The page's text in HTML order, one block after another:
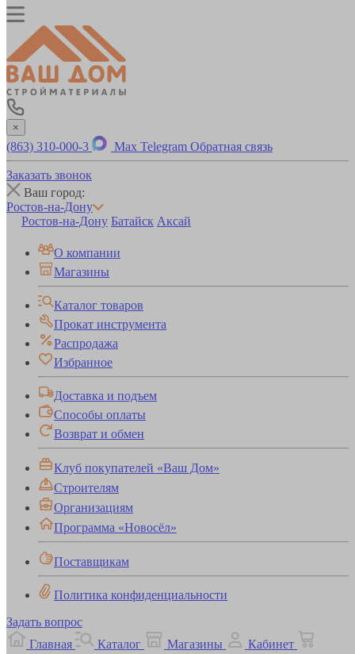
×
(863) 310-000-3 Max Telegram Обратная связь
Заказать звонок
Ваш город:
Ростов-на-Дону
Ростов-на-Дону Батайск Аксай
О компании
Магазины
Каталог товаров
Прокат инструмента
Распродажа
Избранное
Доставка и подъем
Способы оплаты
Возврат и обмен
Клуб покупателей «Ваш Дом»
Строителям
Организациям
Программа «Новосёл»
Поставщикам
Политика конфиденциальности
Задать вопрос
Главная
Каталог Магазины
Кабинет